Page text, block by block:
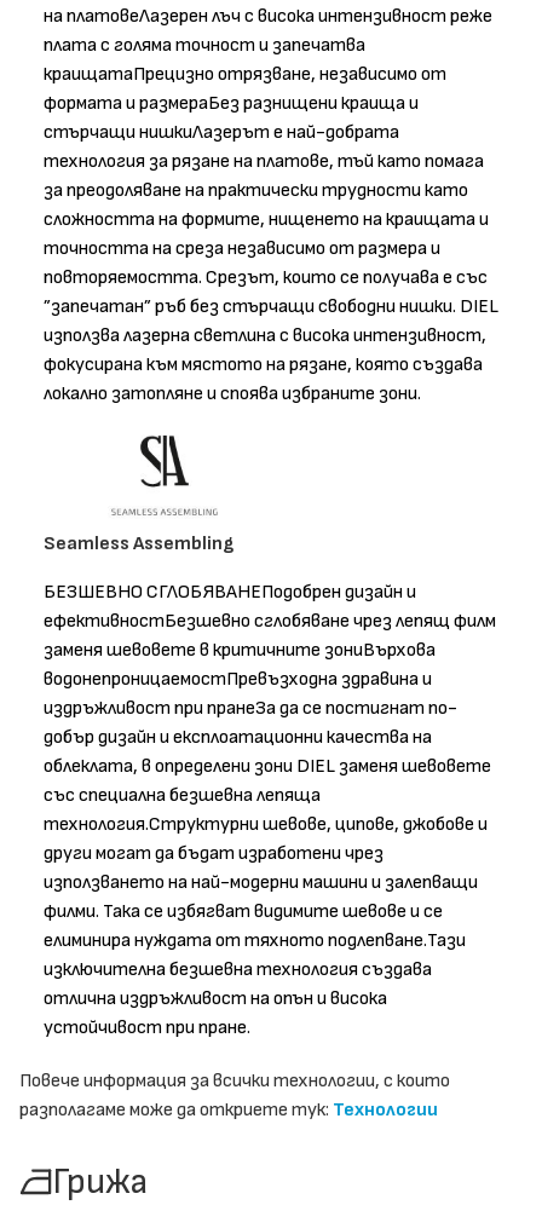
на платовеЛазерен лъч с висока интензивност реже
плата с голяма точност и запечатва
краищатаПрецизно отрязване, независимо от
формата и размераБез разнищени краища и
стърчащи нишкиЛазерът е най-добрата
технология за рязане на платове, тъй като помага
за преодоляване на практически трудности като
сложността на формите, нищенето на краищата и
точността на среза независимо от размера и
повторяемостта. Срезът, които се получава е със
”запечатан” ръб без стърчащи свободни нишки. DIEL
използва лазерна светлина с висока интензивност,
фокусирана към мястото на рязане, която създава
локално затопляне и споява избраните зони.
Seamless Assembling
БЕЗШЕВНО СГЛОБЯВАНЕПодобрен дизайн и
ефективностБезшевно сглобяване чрез лепящ филм
заменя шевовете в критичните зониВърхова
водонепроницаемостПревъзходна здравина и
издръжливост при пранеЗа да се постигнат по-
добър дизайн и експлоатационни качества на
облеклата, в определени зони DIEL заменя шевовете
със специална безшевна лепяща
технология.Структурни шевове, ципове, джобове и
други могат да бъдат изработени чрез
използването на най-модерни машини и залепващи
филми. Така се избягват видимите шевове и се
елиминира нуждата от тяхното подлепване.Тази
изключителна безшевна технология създава
отлична издръжливост на опън и висока
устойчивост при пране.
Повече информация за всички технологии, с които
разполагаме може да откриете тук: Технологии
Грижа